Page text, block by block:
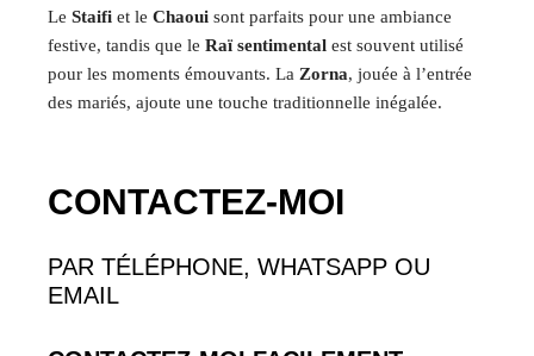
Le Staifi et le Chaoui sont parfaits pour une ambiance
festive, tandis que le Raï sentimental est souvent utilisé
pour les moments émouvants. La Zorna, jouée à l’entrée
des mariés, ajoute une touche traditionnelle inégalée.
CONTACTEZ-MOI
PAR TÉLÉPHONE, WHATSAPP OU
EMAIL